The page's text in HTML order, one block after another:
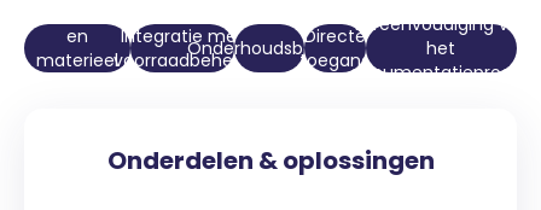
en
materieel
Integratie met
voorraadbeheerOnderhoudsbeheer
Directe
toegang
Vereenvoudiging van
het
documentatieproces
Onderdelen & oplossingen